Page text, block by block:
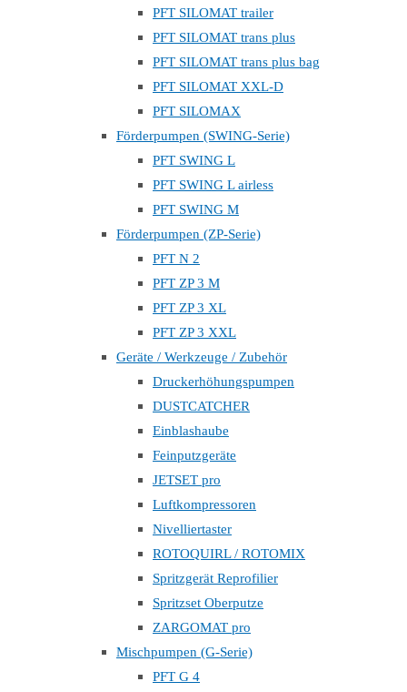
PFT SILOMAT trailer
PFT SILOMAT trans plus
PFT SILOMAT trans plus bag
PFT SILOMAT XXL-D
PFT SILOMAX
Förderpumpen (SWING-Serie)
PFT SWING L
PFT SWING L airless
PFT SWING M
Förderpumpen (ZP-Serie)
PFT N 2
PFT ZP 3 M
PFT ZP 3 XL
PFT ZP 3 XXL
Geräte / Werkzeuge / Zubehör
Druckerhöhungspumpen
DUSTCATCHER
Einblashaube
Feinputzgeräte
JETSET pro
Luftkompressoren
Nivelliertaster
ROTOQUIRL / ROTOMIX
Spritzgerät Reprofilier
Spritzset Oberputze
ZARGOMAT pro
Mischpumpen (G-Serie)
PFT G 4